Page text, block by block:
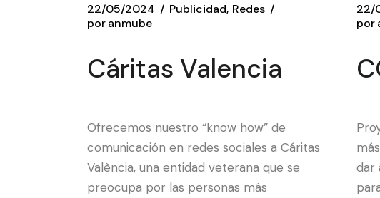
22/05/2024 Publicidad Redes
poranmube
Cáritas Valencia
Ofrecemos nuestro “know how” de
comunicación en redes sociales a Cáritas
València, una entidad veterana que se
preocupa por las personas más
22/
por
dar